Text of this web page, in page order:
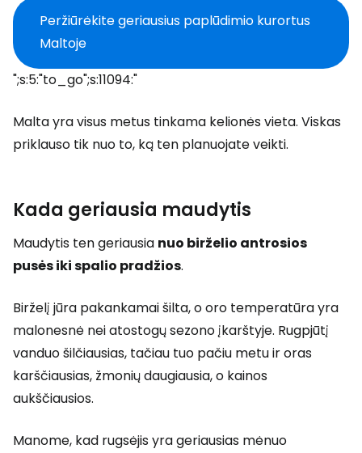
Peržiūrėkite geriausius paplūdimio kurortus
Maltoje
";s:5:"to_go";s:11094:"
Malta yra visus metus tinkama kelionės vieta. Viskas
priklauso tik nuo to, ką ten planuojate veikti.
Kada geriausia maudytis
Maudytis ten geriausia nuo birželio antrosios
pusės iki spalio pradžios.
Birželį jūra pakankamai šilta, o oro temperatūra yra
malonesnė nei atostogų sezono įkarštyje. Rugpjūtį
vanduo šilčiausias, tačiau tuo pačiu metu ir oras
karščiausias, žmonių daugiausia, o kainos
aukščiausios.
Manome, kad rugsėjis yra geriausias mėnuo